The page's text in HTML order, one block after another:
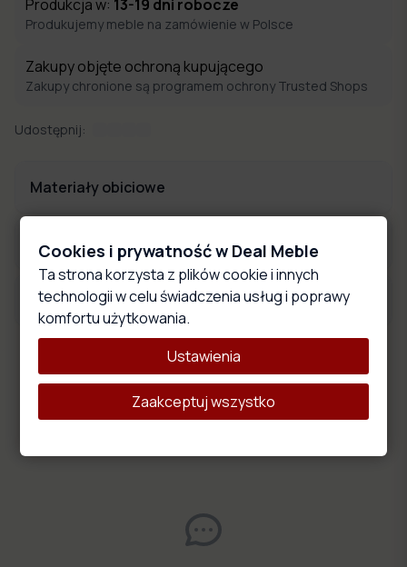
Produkcja w: 13-19 dni robocze
Produkujemy meble na zamówienie w Polsce
Zakupy objęte ochroną kupującego
Zakupy chronione są programem ochrony Trusted Shops
Udostępnij:
Materiały obiciowe
Wymiary produktu
Opis produktu
Oceny i opinie
Cookies i prywatność w Deal Meble
Ta strona korzysta z plików cookie i innych
technologii w celu świadczenia usług i poprawy
komfortu użytkowania.
Ustawienia
Zaakceptuj wszystko